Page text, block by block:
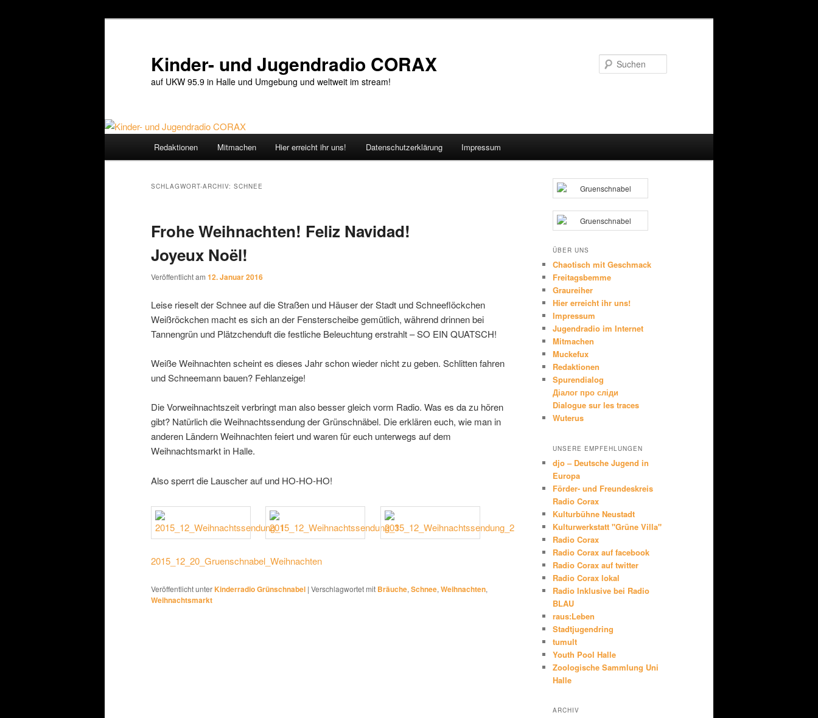
Kinder- und Jugendradio CORAX
auf UKW 95.9 in Halle und Umgebung und weltweit im stream!
Redaktionen Mitmachen Hier erreicht ihr uns! Datenschutzerklärung Impressum
SCHLAGWORT-ARCHIV: SCHNEE
Frohe Weihnachten! Feliz Navidad!
Joyeux Noël!
Veröffentlicht am 12. Januar 2016
Leise rieselt der Schnee auf die Straßen und Häuser der Stadt und Schneeflöckchen
Weißröckchen macht es sich an der Fensterscheibe gemütlich, während drinnen bei
Tannengrün und Plätzchenduft die festliche Beleuchtung erstrahlt – SO EIN QUATSCH!
Weiße Weihnachten scheint es dieses Jahr schon wieder nicht zu geben. Schlitten fahren
und Schneemann bauen? Fehlanzeige!
Die Vorweihnachtszeit verbringt man also besser gleich vorm Radio. Was es da zu hören
gibt? Natürlich die Weihnachtssendung der Grünschnäbel. Die erklären euch, wie man in
anderen Ländern Weihnachten feiert und waren für euch unterwegs auf dem
Weihnachtsmarkt in Halle.
Also sperrt die Lauscher auf und HO-HO-HO!
2015_12_20_Gruenschnabel_Weihnachten
Veröffentlicht unterKinderradio Grünschnabel | Verschlagwortet mit Bräuche, Schnee, Weihnachten,
Weihnachtsmarkt
ÜBER UNS
Chaotisch mit Geschmack
Freitagsbemme
Graureiher
Hier erreicht ihr uns!
Impressum
Jugendradio im Internet
Mitmachen
Muckefux
Redaktionen
Spurendialog
Діалог про сліди
Dialogue sur les traces
Wuterus
UNSERE EMPFEHLUNGEN
djo – Deutsche Jugend in
Europa
Förder- und Freundeskreis
Radio Corax
Kulturbühne Neustadt
Kulturwerkstatt "Grüne Villa"
Radio Corax
Radio Corax auf facebook
Radio Corax auf twitter
Radio Corax lokal
Radio Inklusive bei Radio
BLAU
raus:Leben
Stadtjugendring
tumult
Youth Pool Halle
Zoologische Sammlung Uni
Halle
ARCHIV